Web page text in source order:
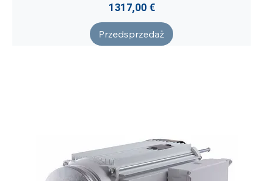
Cena
1317,00 €
Przedsprzedaż